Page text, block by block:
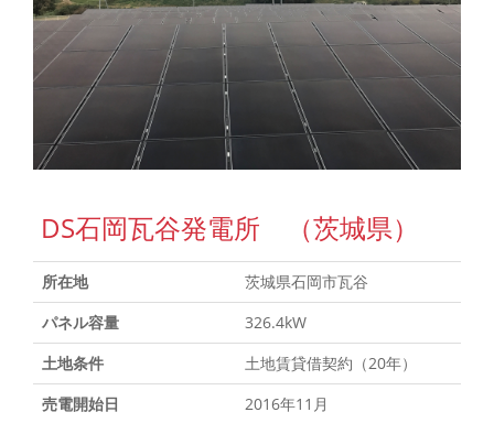
DS石岡瓦谷発電所 （茨城県）
所在地
茨城県石岡市瓦谷
パネル容量
326.4kW
土地条件
土地賃貸借契約（20年）
売電開始日
2016年11月